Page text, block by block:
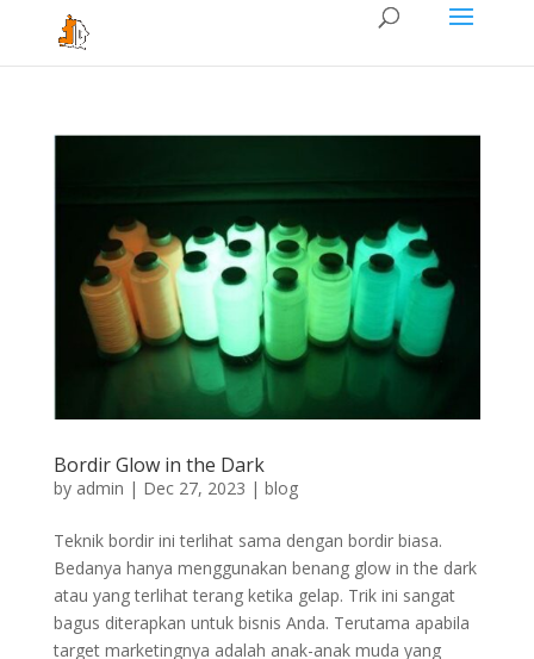
Bordir Glow in the Dark
by admin | Dec 27, 2023 | blog
Teknik bordir ini terlihat sama dengan bordir biasa.
Bedanya hanya menggunakan benang glow in the dark
atau yang terlihat terang ketika gelap. Trik ini sangat
bagus diterapkan untuk bisnis Anda. Terutama apabila
target marketingnya adalah anak-anak muda yang